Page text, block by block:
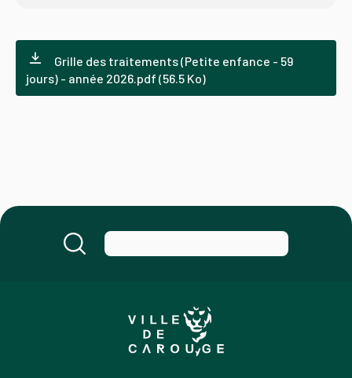
Grille des traitements (Petite enfance - 59
jours) - année 2026.pdf (56.5 Ko)